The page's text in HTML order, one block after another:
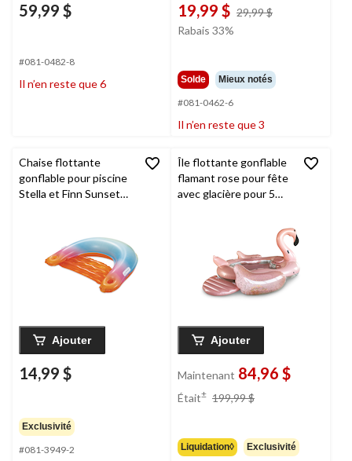
59,99 $
#081-0482-8
Il n’en reste que 6
19,99 $ 29,99 $
Rabais 33%
Solde Mieux notés
#081-0462-6
Il n’en reste que 3
Chaise flottante
gonflable pour piscine
Stella et Finn Sunset
Ajouter
14,99 $
Exclusivité
#081-3949-2
Île flottante gonflable
flamant rose pour fête
avec glacière pour 5
Ajouter
Maintenant 84,96 $
Était± 199,99 $
Liquidation◊ Exclusivité